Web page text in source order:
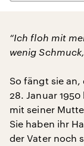
“Ich floh mit
wenig
So fängt sie an,
28. Januar
mit seiner
Sie haben ihr
der Vater noch